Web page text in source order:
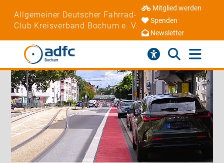
Allgemeiner Deutscher Fahrrad-
Club Kreisverband Bochum e. V.
Mitglied werden
Spenden
Newsletter